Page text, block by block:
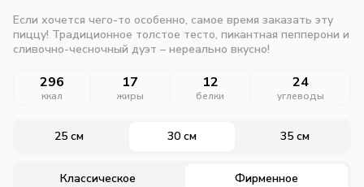
Если хочется чего-то особенно, самое время заказать эту
пиццу! Традиционное толстое тесто, пикантная пепперони и
сливочно-чесночный дуэт – нереально вкусно!
296
ккал
17
жиры
12
белки
24
углеводы
25 см 30 см 35 см
Классическое Фирменное